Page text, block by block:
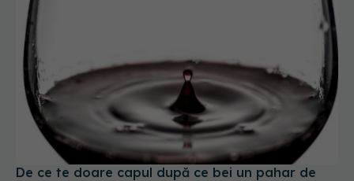
De ce te doare capul după ce bei un pahar de
vin. Ce ascunde vinul roșu și de ar putea fi
periculos
09 ian 2025, 15:20